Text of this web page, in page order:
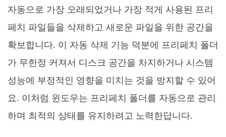
자동으로 가장 오래되었거나 가장 적게 사용된 프리
페치 파일들을 삭제하고 새로운 파일을 위한 공간을
확보합니다. 이 자동 삭제 기능 덕분에 프리페치 폴더
가 무한정 커져서 디스크 공간을 차지하거나 시스템
성능에 부정적인 영향을 미치는 것을 방지할 수 있어
요. 이처럼 윈도우는 프리페치 폴더를 자동으로 관리
하며 최적의 상태를 유지하려고 노력한답니다.